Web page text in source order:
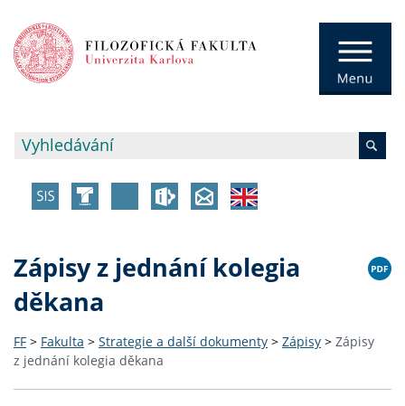
Zápisy z jednání kolegia
děkana
FF > Fakulta > Strategie a další dokumenty > Zápisy > Zápisy
z jednání kolegia děkana